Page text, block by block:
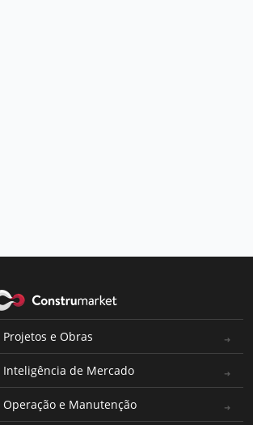
Projetos e Obras
Inteligência de Mercado
Operação e Manutenção